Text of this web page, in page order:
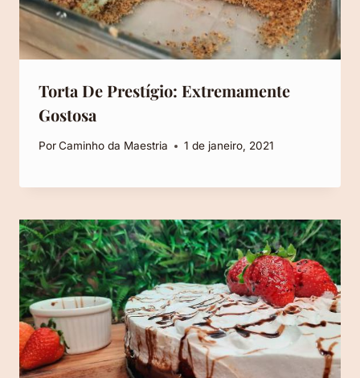
Torta De Prestígio: Extremamente
Gostosa
PorCaminho da Maestria 1 de janeiro, 2021